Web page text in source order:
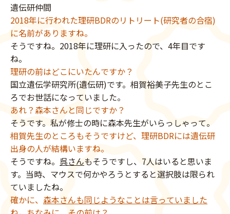
遺伝研仲間
2018年に行われた理研BDRのリトリート(研究者の合宿)
に名前がありますね。
そうですね。2018年に理研に入ったので、4年目です
ね。
理研の前はどこにいたんですか？
国立遺伝学研究所(遺伝研)です。相賀裕美子先生のとこ
ろでお世話になっていました。
あれ？森本さんと同じですか？
そうです。私が修士の時に森本先生がいらっしゃって。
相賀先生のところもそうですけど、理研BDRには遺伝研
出身の人が結構いますね。
そうですね。 呉さんもそうですし、7人はいると思いま
す。当時、マウスで何かやろうとすると選択肢は限られ
ていましたね。
確かに、 森本さんも同じようなことは言っていました